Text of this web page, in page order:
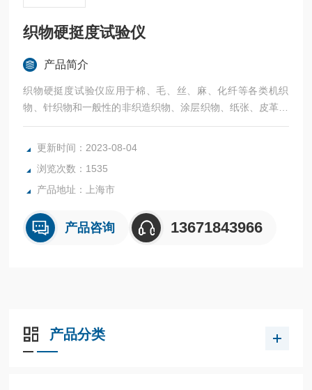
织物硬挺度试验仪
产品简介
织物硬挺度试验仪应用于棉、毛、丝、麻、化纤等各类机织
物、针织物和一般性的非织造织物、涂层织物、纸张、皮革、
薄膜等材料的刚柔性测试。
更新时间：2023-08-04
浏览次数：1535
产品地址：上海市
产品咨询 13671843966
产品分类